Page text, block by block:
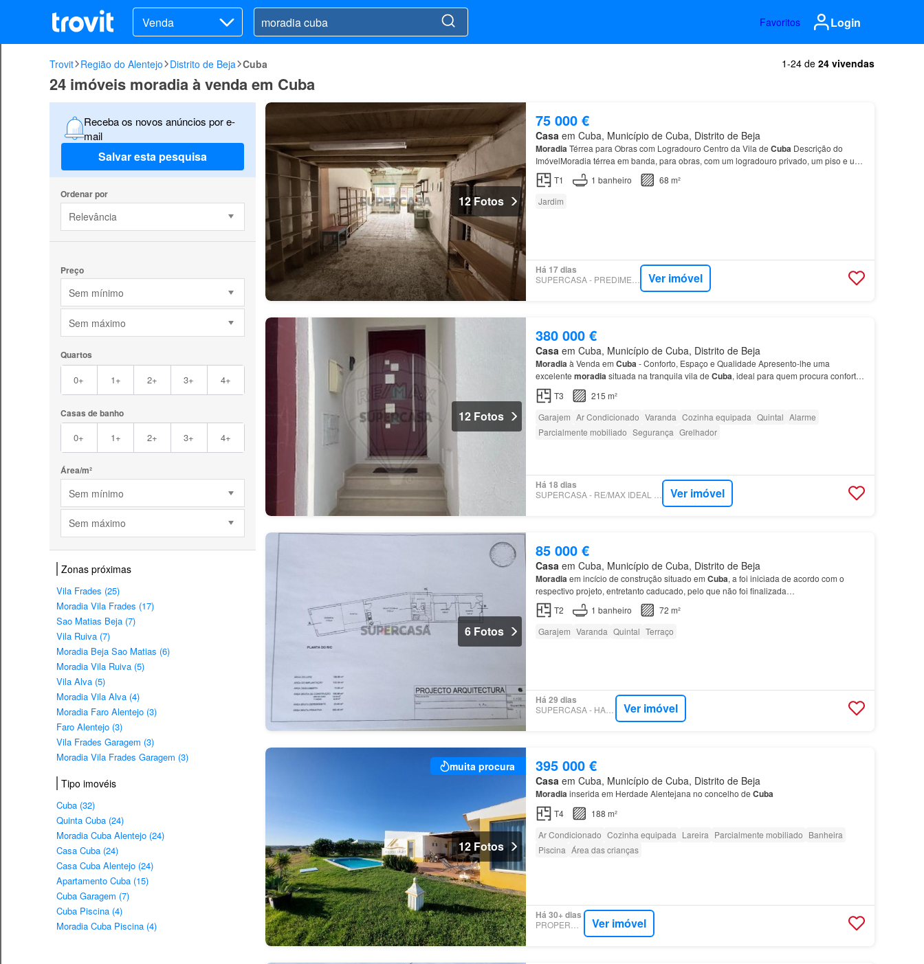
Venda Favoritos Login
Trovit Região do Alentejo Distrito de Beja Cuba 1-24 de 24 vivendas
24 imóveis moradia à venda em Cuba
Receba os novos anúncios por e-
mail
Salvar esta pesquisa
Ordenar por
Relevância
Preço
Sem mínimo
Sem máximo
Quartos
0+ 1+ 2+ 3+ 4+
Casas de banho
0+ 1+ 2+ 3+ 4+
Área/m²
Sem mínimo
Sem máximo
Zonas próximas
Vila Frades (25)
Moradia Vila Frades (17)
Sao Matias Beja (7)
Vila Ruiva (7)
Moradia Beja Sao Matias (6)
Moradia Vila Ruiva (5)
Vila Alva (5)
Moradia Vila Alva (4)
Moradia Faro Alentejo (3)
Faro Alentejo (3)
Vila Frades Garagem (3)
Moradia Vila Frades Garagem (3)
Tipo imovéis
Cuba (32)
Quinta Cuba (24)
Moradia Cuba Alentejo (24)
Casa Cuba (24)
Casa Cuba Alentejo (24)
Apartamento Cuba (15)
Cuba Garagem (7)
Cuba Piscina (4)
Moradia Cuba Piscina (4)
12 Fotos
75 000 €
Casaem Cuba, Município de Cuba, Distrito de Beja
MoradiaTérrea para Obras com Logradouro Centro da Vila de Cuba Descrição do
ImóvelMoradia térrea em banda, para obras, com um logradouro privado, um piso e um
mezanino, situada no coração da vila de
T1 1 banheiro
68 m²
Jardim
Há 17 dias
SUPERCASA - PREDIMED IMOBILÍARIA Ver imóvel
12 Fotos
380 000 €
Casa em Cuba, Município de Cuba, Distrito de Beja
Moradiaà Venda em Cuba- Conforto, Espaço e Qualidade Apresento-lhe uma
excelente moradiasituada na tranquila vila de Cuba, ideal para quem procura conforto
Uma
moradia
T3
215 m²
Garajem Ar Condicionado Varanda Cozinha equipada Quintal Alarme
Parcialmente mobiliado Segurança Grelhador
Há 18 dias
SUPERCASA - RE/MAX IDEAL PAX E RE/MAX IDEAL MOR Ver imóvel
6 Fotos
85 000 €
Casa em Cuba, Município de Cuba, Distrito de Beja
Moradiaem incício de construção situado em Cuba, a foi iniciada de acordo com o
respectivo projeto, entretanto caducado, pelo que não foi finalizada…
T2
1 banheiro
72 m²
Garajem Varanda Quintal Terraço
Há 29 dias
SUPERCASA - HALL PAXIS Ver imóvel
muita procura
12 Fotos
395 000 €
Casa em Cuba, Município de Cuba, Distrito de Beja
Moradiainserida em Herdade Alentejana no concelho de Cuba
T4
188 m²
Ar Condicionado Cozinha equipada Lareira Parcialmente mobiliado Banheira
Piscina Área das crianças
Há 30+ dias
PROPERSTAR Ver imóvel